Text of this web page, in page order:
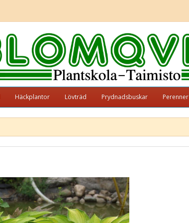
Häckplantor Lövträd Prydnadsbuskar Perenner